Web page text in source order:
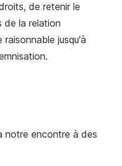
de retenir le
de la relation
raisonnable jusqu'à
notre encontre à des